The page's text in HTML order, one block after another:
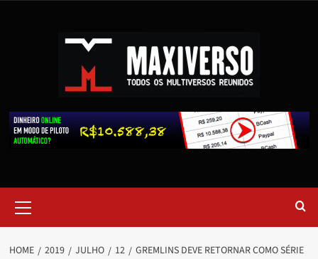
HOME 2019 JULHO 12
GREMLINS DEVE RETORNAR COMO SÉRIE